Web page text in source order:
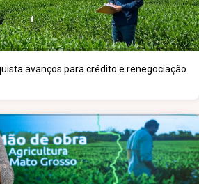
avanços para crédito e renegociação